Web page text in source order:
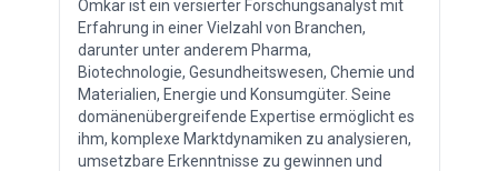
Omkar ist ein versierter Forschungsanalyst mit
Erfahrung in einer Vielzahl von Branchen,
darunter unter anderem Pharma,
Biotechnologie, Gesundheitswesen, Chemie und
Materialien, Energie und Konsumgüter. Seine
domänenübergreifende Expertise ermöglicht es
ihm, komplexe Marktdynamiken zu analysieren,
umsetzbare Erkenntnisse zu gewinnen und